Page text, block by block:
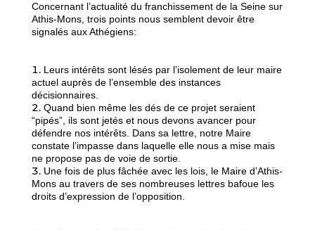
Concernant l’actualité du franchissement de la Seine sur
Athis-Mons, trois points nous semblent devoir être
signalés aux Athégiens:
Leurs intérêts sont lésés par l’isolement de leur maire
actuel auprès de l’ensemble des instances
décisionnaires.
Quand bien même les dés de ce projet seraient
“pipés”, ils sont jetés et nous devons avancer pour
défendre nos intérêts. Dans sa lettre, notre Maire
constate l’impasse dans laquelle elle nous a mise mais
ne propose pas de voie de sortie.
Une fois de plus fâchée avec les lois, le Maire d’Athis-
Mons au travers de ses nombreuses lettres bafoue les
droits d’expression de l’opposition.